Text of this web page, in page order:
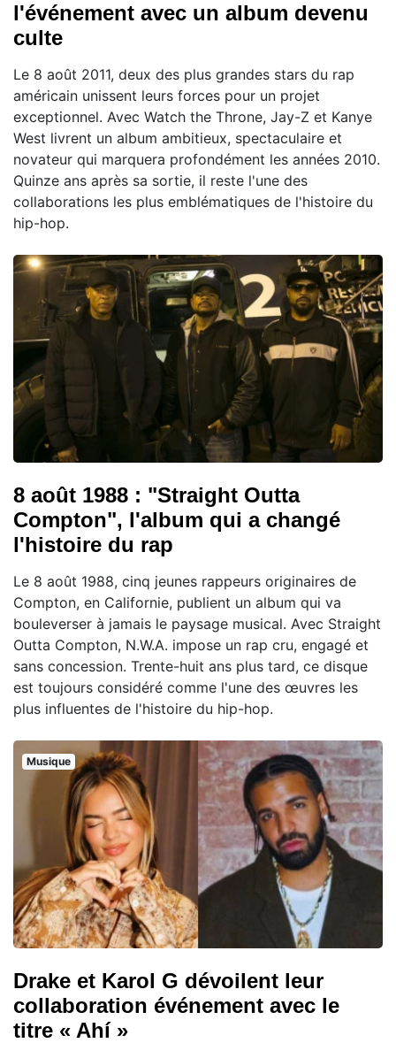
l'événement avec un album devenu
culte
Le 8 août 2011, deux des plus grandes stars du rap
américain unissent leurs forces pour un projet
exceptionnel. Avec Watch the Throne, Jay-Z et Kanye
West livrent un album ambitieux, spectaculaire et
novateur qui marquera profondément les années 2010.
Quinze ans après sa sortie, il reste l'une des
collaborations les plus emblématiques de l'histoire du
hip-hop.
8 août 1988 : "Straight Outta
Compton", l'album qui a changé
l'histoire du rap
Le 8 août 1988, cinq jeunes rappeurs originaires de
Compton, en Californie, publient un album qui va
bouleverser à jamais le paysage musical. Avec Straight
Outta Compton, N.W.A. impose un rap cru, engagé et
sans concession. Trente-huit ans plus tard, ce disque
est toujours considéré comme l'une des œuvres les
plus influentes de l'histoire du hip-hop.
Musique
Drake et Karol G dévoilent leur
collaboration événement avec le
titre « Ahí »